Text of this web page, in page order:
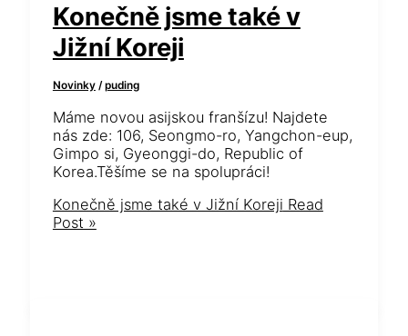
Konečně jsme také v
Jižní Koreji
Novinky/puding
Máme novou asijskou franšízu! Najdete
nás zde: 106, Seongmo-ro, Yangchon-eup,
Gimpo si, Gyeonggi-do, Republic of
Korea.Těšíme se na spolupráci!
Konečně jsme také v Jižní Koreji Read
Post »